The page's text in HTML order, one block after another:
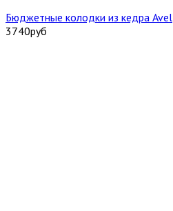
Бюджетные колодки из кедра Avel
3740руб